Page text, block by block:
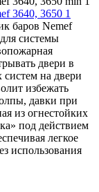
баров Nemef
системы
двери в
систем на двери
избежать
давки при
из огнестойких
под действием
легкое
использования